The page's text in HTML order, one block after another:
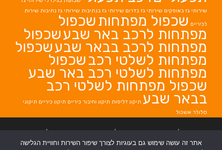
שירותי גז באופקים שירותי גז בדרום שירותי גז בנתיבות שירותי גז נתיבות שירות
לכיריים שכפול מפתחות שכפול
מפתחות לרכב באר שבעשכפול
מפתחות לרכב בבאר שבעשכפול
מפתחות לשלטי רכב שכפול
מפתחות לשלטי רכב באר שבע
שכפול מפתחות לשלטי רכב
בבאר שבע תיקון דליפות תיקון וחיבור כיריים תיקון כיריים תיקוני
סלולר אשכול
בבאר שבע |
אתר זה עושה שימוש גם בעוגיות לצורך שיפור השירות וחוויית הגלישה